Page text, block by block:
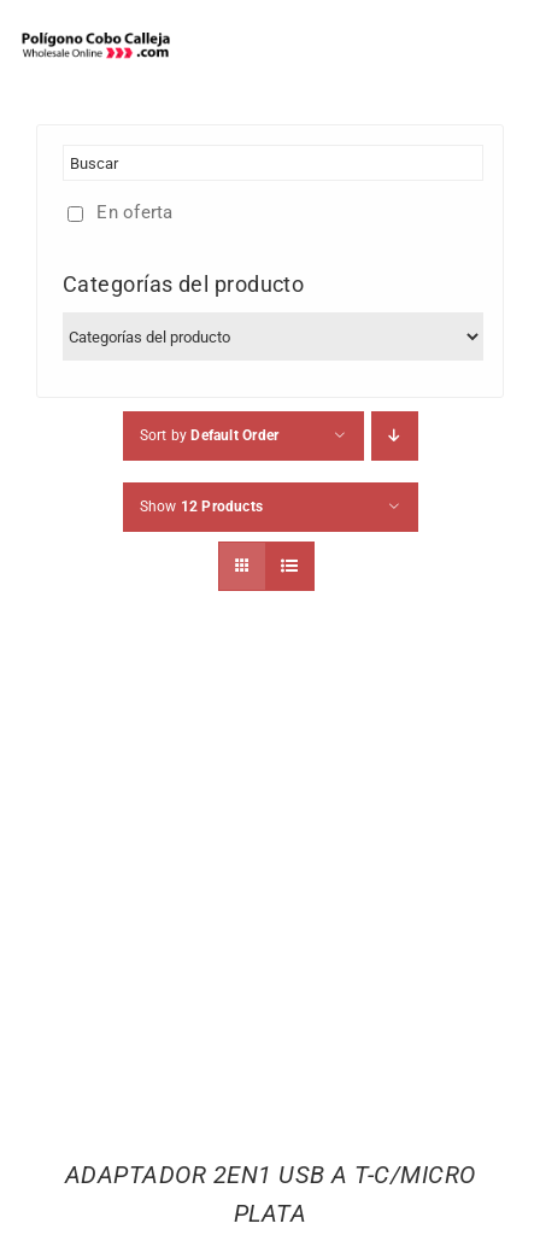
En oferta
Categorías del producto
Sort by Default Order
Show 12 Products
ADAPTADOR 2EN1 USB A T-C/MICRO
PLATA